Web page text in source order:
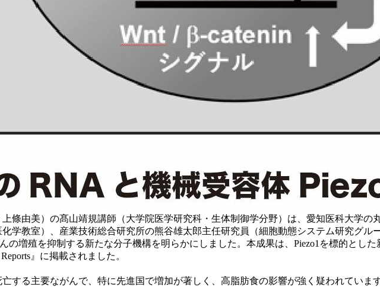
條由美）の髙山靖規講師（大学院医学研究科・生体制御学分野）は、愛知医科大学
学教室）、産業技術総合研究所の熊谷雄太郎主任研究員（細胞動態システム研究グ
の増殖を抑制する新たな分子機構を明らかにしました。本成果は、Piezo1を標的とし
』に掲載されました。
する主要ながんで、特に先進国で増加が著しく、高脂肪食の影響が強く疑われていま